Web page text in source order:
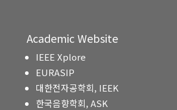
Academic Website
IEEE Xplore
EURASIP
대한전자공학회, IEEK
한국음향학회, ASK